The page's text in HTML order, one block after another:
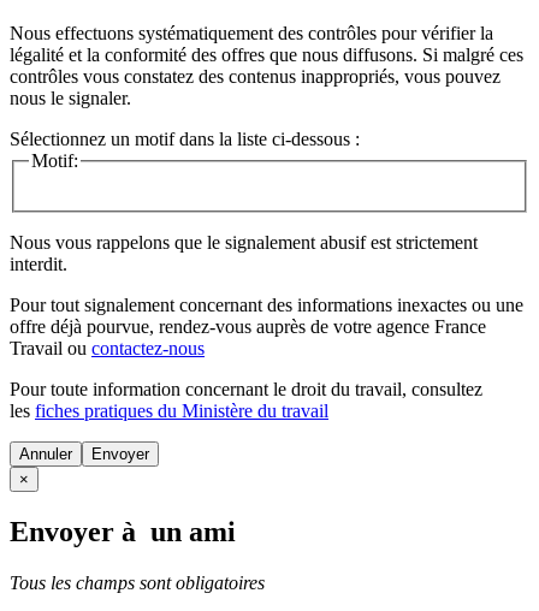
Nous effectuons systématiquement des contrôles pour vérifier la
légalité et la conformité des offres que nous diffusons. Si malgré ces
contrôles vous constatez des contenus inappropriés, vous pouvez
nous le signaler.
Sélectionnez un motif dans la liste ci-dessous :
Motif:
Nous vous rappelons que le signalement abusif est strictement
interdit.
Pour tout signalement concernant des informations inexactes ou une
offre déjà pourvue, rendez-vous auprès de votre agence France
Travail ou contactez-nous
Pour toute information concernant le droit du travail, consultez
les fiches pratiques du Ministère du travail
Annuler
×
Envoyer à un ami
Tous les champs sont obligatoires